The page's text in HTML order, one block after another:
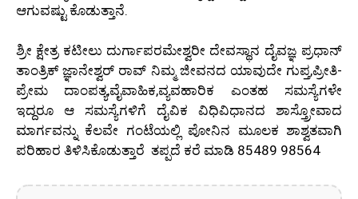
ಆಗುವಷ್ಟು ಕೊಡುತ್ತಾನೆ.
ಶ್ರೀ ಕ್ಷೇತ್ರ ಕಟೀಲು ದುರ್ಗಾಪರಮೇಶ್ವರೀ ದೇವಸ್ಥಾನ ದೈವಜ್ಞ ಪ್ರಧಾನ್
ತಾಂತ್ರಿಕ್ ಜ್ಞಾನೇಶ್ವರ್ ರಾವ್ ನಿಮ್ಮ ಜೀವನದ ಯಾವುದೇ ಗುಪ್ತ,ಪ್ರೀತಿ-
ಪ್ರೇಮ ದಾಂಪತ್ಯ,ವೈವಾಹಿಕ,ವ್ಯವಹಾರಿಕ ಎಂತಹ ಸಮಸ್ಯೆಗಳೇ
ಇದ್ದರೂ ಆ ಸಮಸ್ಯೆಗಳಿಗೆ ದೈವಿಕ ವಿಧಿವಿಧಾನದ ಶಾಸ್ತ್ರೋವಾದ
ಮಾರ್ಗವನ್ನು ಕೆಲವೇ ಗಂಟೆಯಲ್ಲಿ ಪೋನಿನ ಮೂಲಕ ಶಾಶ್ವತವಾಗಿ
ಪರಿಹಾರ ತಿಳಿಸಿಕೊಡುತ್ತಾರೆ ತಪ್ಪದೆ ಕರೆ ಮಾಡಿ 85489 98564